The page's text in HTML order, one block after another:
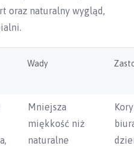
oraz naturalny wygląd,
Wady
Mniejsza
miękkość niż
naturalne